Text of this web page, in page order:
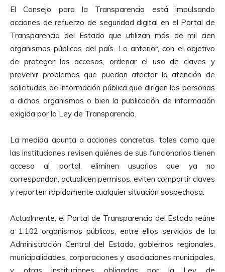
El Consejo para la Transparencia está impulsando
acciones de refuerzo de seguridad digital en el Portal de
Transparencia del Estado que utilizan más de mil cien
organismos públicos del país. Lo anterior, con el objetivo
de proteger los accesos, ordenar el uso de claves y
prevenir problemas que puedan afectar la atención de
solicitudes de información pública que dirigen las personas
a dichos organismos o bien la publicación de información
exigida por la Ley de Transparencia.
La medida apunta a acciones concretas, tales como que
las instituciones revisen quiénes de sus funcionarios tienen
acceso al portal, eliminen usuarios que ya no
correspondan, actualicen permisos, eviten compartir claves
y reporten rápidamente cualquier situación sospechosa.
Actualmente, el Portal de Transparencia del Estado reúne
a 1.102 organismos públicos, entre ellos servicios de la
Administración Central del Estado, gobiernos regionales,
municipalidades, corporaciones y asociaciones municipales,
y otras instituciones obligadas por la Ley de